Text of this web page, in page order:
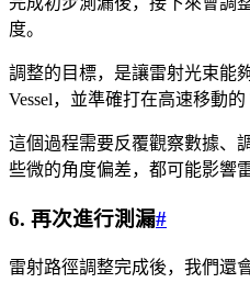
度。
調整的目標，是讓雷射光束能
Vessel，並準確打在高速移動的
這個過程需要反覆觀察數據、
些微的角度偏差，都可能影響
6. 再次進行測漏#
雷射路徑調整完成後，我們還